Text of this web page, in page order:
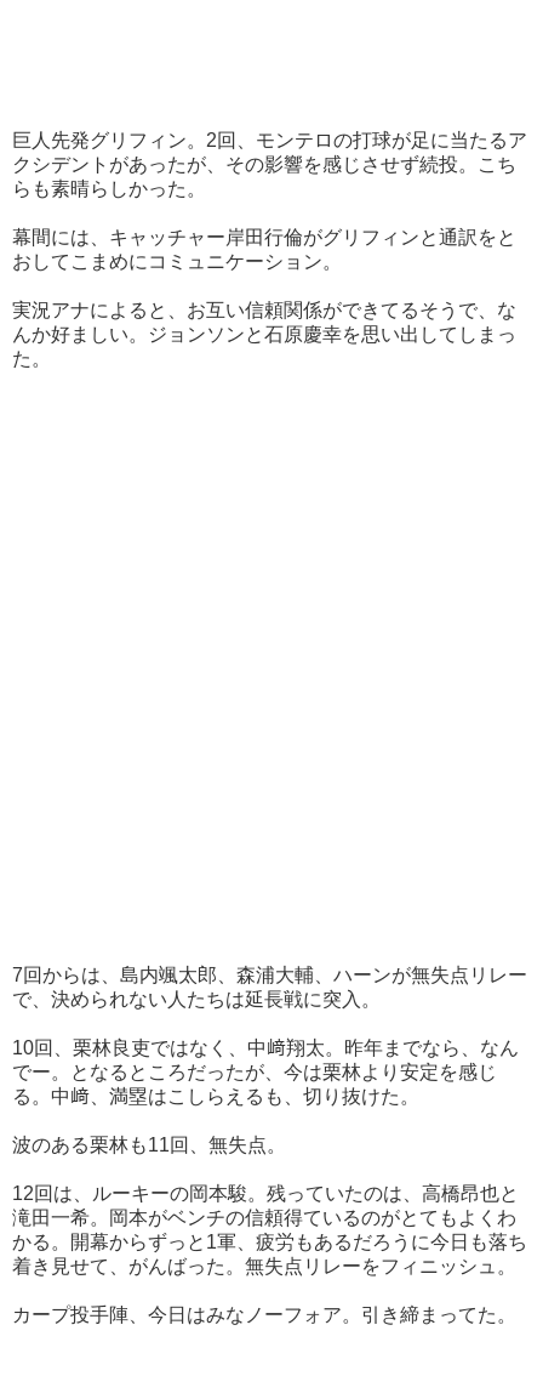
巨人先発グリフィン。2回、モンテロの打球が足に当たるア
クシデントがあったが、その影響を感じさせず続投。こち
らも素晴らしかった。
幕間には、キャッチャー岸田行倫がグリフィンと通訳をと
おしてこまめにコミュニケーション。
実況アナによると、お互い信頼関係ができてるそうで、な
んか好ましい。ジョンソンと石原慶幸を思い出してしまっ
た。
7回からは、島内颯太郎、森浦大輔、ハーンが無失点リレー
で、決められない人たちは延長戦に突入。
10回、栗林良吏ではなく、中﨑翔太。昨年までなら、なん
でー。となるところだったが、今は栗林より安定を感じ
る。中﨑、満塁はこしらえるも、切り抜けた。
波のある栗林も11回、無失点。
12回は、ルーキーの岡本駿。残っていたのは、高橋昂也と
滝田一希。岡本がベンチの信頼得ているのがとてもよくわ
かる。開幕からずっと1軍、疲労もあるだろうに今日も落ち
着き見せて、がんばった。無失点リレーをフィニッシュ。
カープ投手陣、今日はみなノーフォア。引き締まってた。